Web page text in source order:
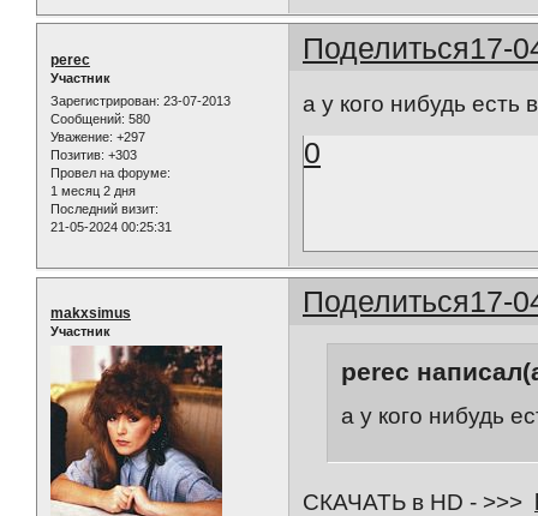
Поделиться17-
perec
Участник
Зарегистрирован: 23-07-2013
Сообщений: 580
Уважение: +297
Позитив: +303
Провел на форуме:
1 месяц 2 дня
Последний визит:
21-05-2024 00:25:31
а у кого нибудь есть
0
Поделиться17-
makxsimus
Участник
perec
а у кого нибудь
СКАЧАТЬ в HD - >>>